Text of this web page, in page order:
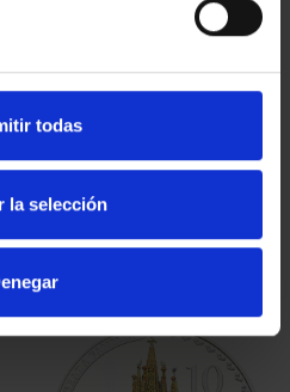
todas
la selección
AÑO GAUDÍ - PARQUE
GÜELL 8 REALES